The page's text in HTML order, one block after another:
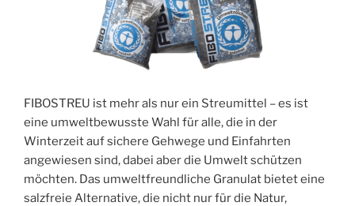
FIBOSTREU ist mehr als nur ein Streumittel – es ist
eine umweltbewusste Wahl für alle, die in der
Winterzeit auf sichere Gehwege und Einfahrten
angewiesen sind, dabei aber die Umwelt schützen
möchten. Das umweltfreundliche Granulat bietet eine
salzfreie Alternative, die nicht nur für die Natur,